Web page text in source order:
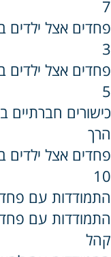
7
פחדים אצל ילדים
3
פחדים אצל ילדים
5
כישורים חברתיים
הרך
פחדים אצל ילדים
10
התמודדות עם
התמודדות עם
קהל